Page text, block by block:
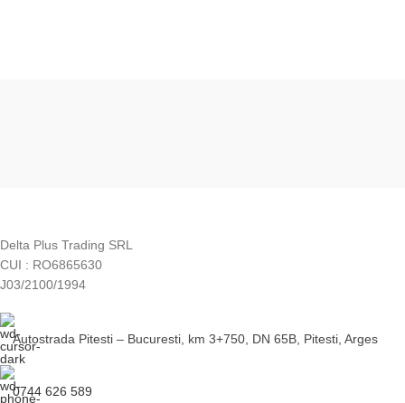
Delta Plus Trading SRL
CUI : RO6865630
J03/2100/1994
Autostrada Pitesti – Bucuresti, km 3+750, DN 65B, Pitesti, Arges
0744 626 589